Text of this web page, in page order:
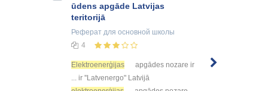
ūdens apgāde Latvijas
teritorijā
Реферат для основной школы
4
Elektroenerģijas
apgādes nozare ir
... ir ''Latvenergo" Latvijā